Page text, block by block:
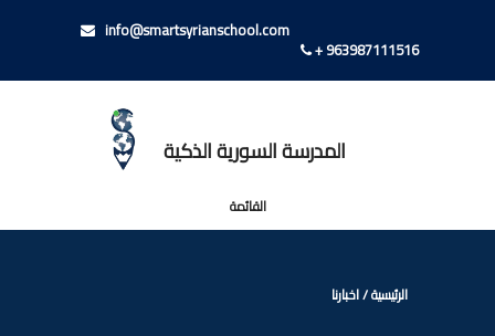
info@smartsyrianschool.com
+ 963987111516
المدرسة السورية الذكية
القائمة
الرئيسية/اخبارنا